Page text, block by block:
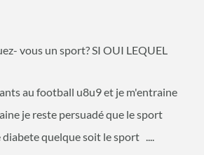
vous un sport? SI OUI LEQUEL
au football u8u9 et je m'entraine
je reste persuadé que le sport
quelque soit le sport ....